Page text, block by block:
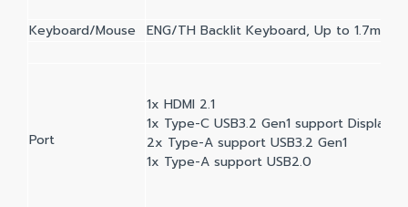
Keyboard/Mouse ENG/TH Backlit Keyboard, Up to 1.7mm
Port
1x HDMI 2.1
1x Type-C USB3.2 Gen1 support
2x Type-A support USB3.2 Gen1
1x Type-A support USB2.0